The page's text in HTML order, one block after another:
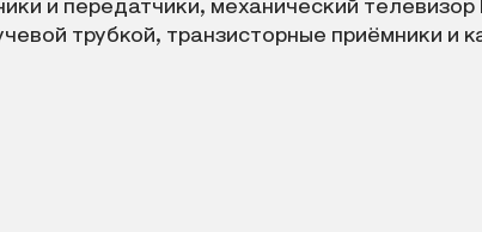
и передатчики, механический
трубкой, транзисторные приёмники и